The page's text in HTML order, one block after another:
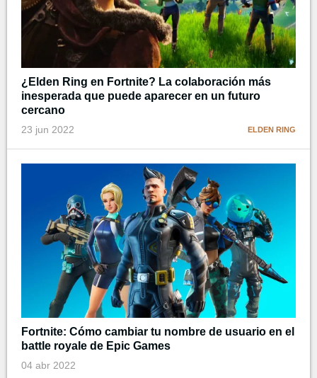
¿Elden Ring en Fortnite? La colaboración más
inesperada que puede aparecer en un futuro
cercano
23 jun 2022 ELDEN RING
Fortnite: Cómo cambiar tu nombre de usuario en el
battle royale de Epic Games
04 abr 2022